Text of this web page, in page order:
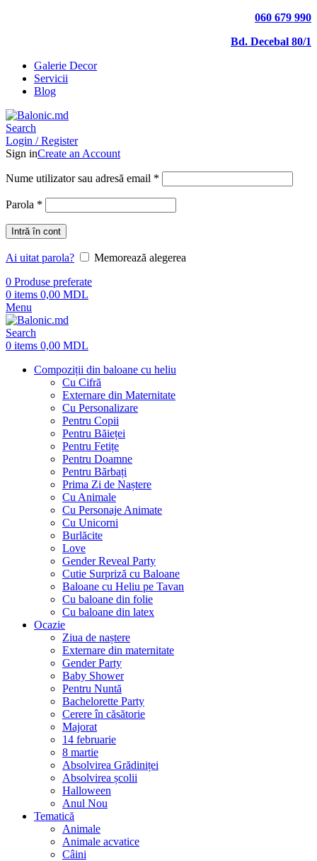
060 679 990
Bd. Decebal 80/1
Galerie Decor
Servicii
Blog
Search
Login / Register
Sign inCreate an Account
Nume utilizator sau adresă email *
Parola *
Intră în cont
Ai uitat parola?
Memorează alegerea
0 Produse preferate
0 items 0,00 MDL
Menu
Search
0 items 0,00 MDL
Compoziții din baloane cu heliu
Cu Cifră
Externare din Maternitate
Cu Personalizare
Pentru Copii
Pentru Băieței
Pentru Fetițe
Pentru Doamne
Pentru Bărbați
Prima Zi de Naștere
Cu Animale
Cu Personaje Animate
Cu Unicorni
Burlăcite
Love
Gender Reveal Party
Cutie Surpriză cu Baloane
Baloane cu Heliu pe Tavan
Cu baloane din folie
Cu baloane din latex
Ocazie
Ziua de naștere
Externare din maternitate
Gender Party
Baby Shower
Pentru Nuntă
Bachelorette Party
Cerere în căsătorie
Majorat
14 februarie
8 martie
Absolvirea Grădiniței
Absolvirea școlii
Halloween
Anul Nou
Tematică
Animale
Animale acvatice
Câini